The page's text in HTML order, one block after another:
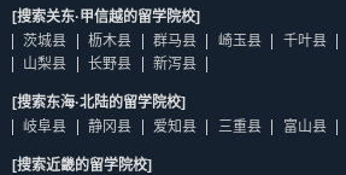
[搜索关东·甲信越的留学院校]
茨城县
枥木县 群马县 崎玉县 千叶县
山梨县
长野县 新泻县
[搜索东海·北陆的留学院校]
岐阜县
静冈县 爱知县 三重县 富山县
[搜索近畿的留学院校]